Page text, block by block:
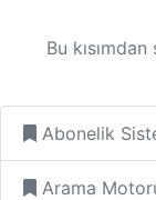
Bu
Abonelik
Arama